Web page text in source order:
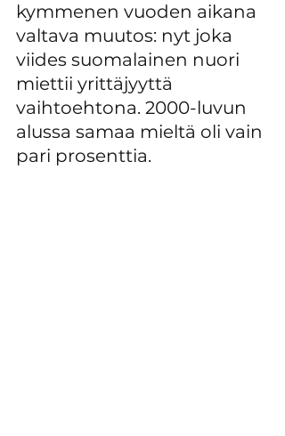
kymmenen vuoden aikana
valtava muutos: nyt joka
viides suomalainen nuori
miettii yrittäjyyttä
vaihtoehtona. 2000-luvun
alussa samaa mieltä oli vain
pari prosenttia.